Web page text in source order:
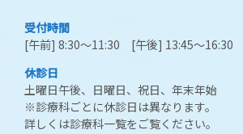
受付時間
[午前] 8:30～11:30 [午後] 13:45～16:30
休診日
土曜日午後、日曜日、祝日、年末年始
※診療科ごとに休診日は異なります。
詳しくは診療科一覧をご覧ください。